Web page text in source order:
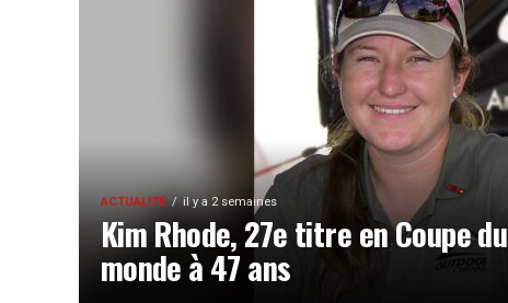
ACTUALITÉ il y a 2 semaines
Kim Rhode, 27e titre en Coupe du
monde à 47 ans